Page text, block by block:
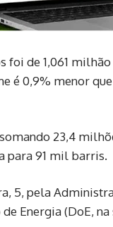
foi de 1,061
é 0,9% menor
23,4
para 91 mil barris.
5, pela
Energia (DoE,